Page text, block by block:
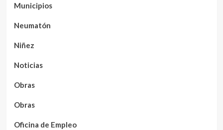
Municipios
Neumatón
Niñez
Noticias
Obras
Obras
Oficina de Empleo